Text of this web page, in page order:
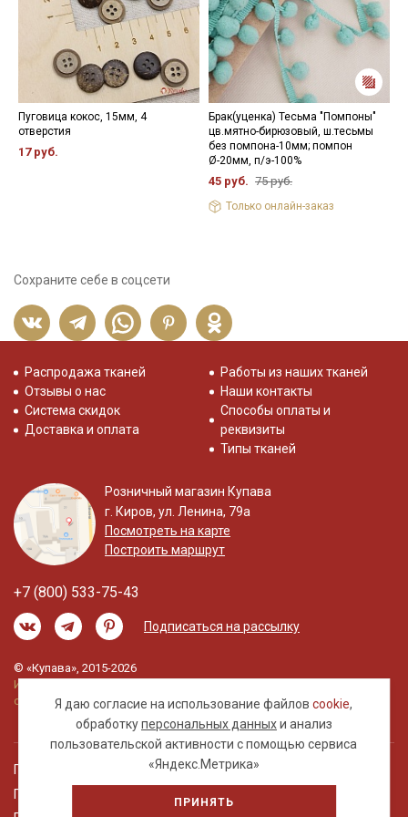
Пуговица кокос, 15мм, 4
отверстия
17 руб.
Брак(уценка) Тесьма "Помпоны"
цв.мятно-бирюзовый, ш.тесьмы
без помпона-10мм; помпон
Ø-20мм, п/э-100%
45 руб. 75 руб.
Только онлайн-заказ
Сохраните себе в соцсети
Я даю согласие на использование файловcookie,
обработкуперсональных данныхи анализ
пользовательской активности с помощью сервиса
«Яндекс.Метрика»
ПРИНЯТЬ
Распродажа тканей
Отзывы о нас
Система скидок
Доставка и оплата
Работы из наших тканей
Наши контакты
Способы оплаты и
реквизиты
Типы тканей
Розничный магазин Купава
г. Киров, ул. Ленина, 79а
Посмотреть на карте
Построить маршрут
+7 (800) 533-75-43
Подписаться на рассылку
© «Купава», 2015-2026
Информация на сайте не является публичной
офертой.
Правовая информация
Политика обработки персональных данных